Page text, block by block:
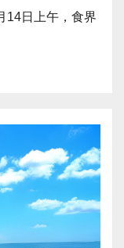
14日上午，食界